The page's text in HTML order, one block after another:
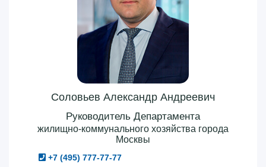
Соловьев Александр Андреевич
Руководитель Департамента
жилищно-коммунального хозяйства города
Москвы
+7 (495) 777-77-77